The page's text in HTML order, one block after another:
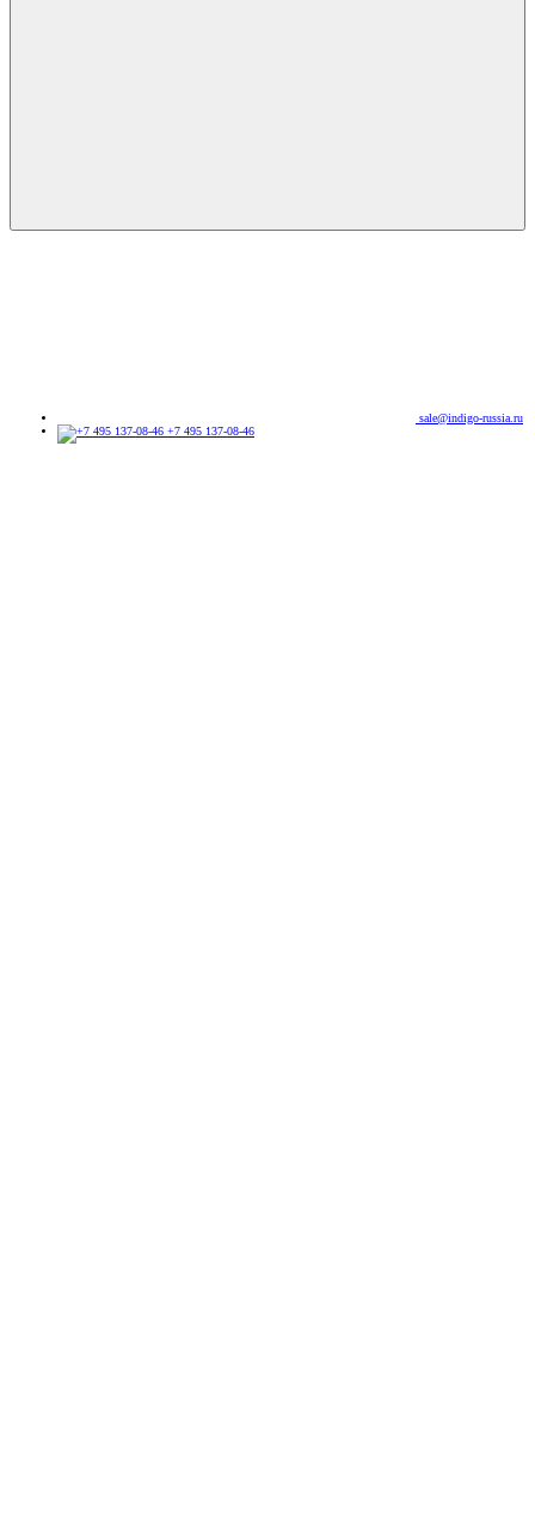
sale@indigo-russia.ru
+7 495 137-08-46